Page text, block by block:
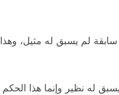
لم يسبق له مثيل، وهذا
له نظير وإنما هذا الحكم